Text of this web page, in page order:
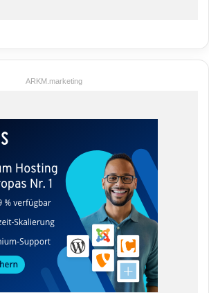
ARKM.marketing